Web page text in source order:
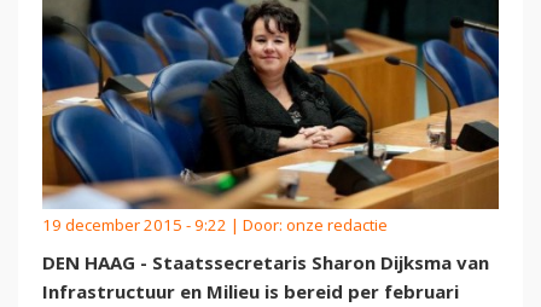
19 december 2015 - 9:22 | Door: onze redactie
DEN HAAG - Staatssecretaris Sharon Dijksma van
Infrastructuur en Milieu is bereid per februari